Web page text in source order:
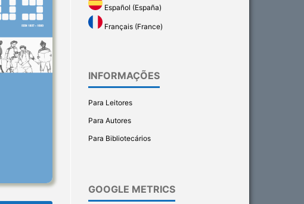
Español (España)
Français (France)
INFORMAÇÕES
Para Leitores
Para Autores
Para Bibliotecários
GOOGLE METRICS